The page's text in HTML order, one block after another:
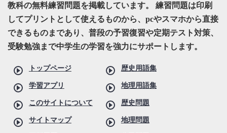
教科の無料練習問題を掲載しています。 練習問題は印刷
してプリントとして使えるものから、pcやスマホから直接
できるものまであり、普段の予習復習や定期テスト対策、
受験勉強まで中学生の学習を強力にサポートします。
トップページ
学習アプリ
このサイトについて
サイトマップ
歴史用語集
地理用語集
歴史問題
地理問題